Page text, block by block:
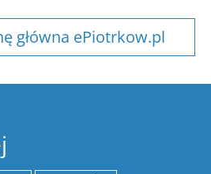
główna ePiotrkow.pl